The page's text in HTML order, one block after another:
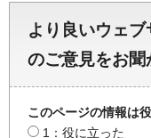
より良いウェ
のご意見をお
このページの情報は
1：役に立った